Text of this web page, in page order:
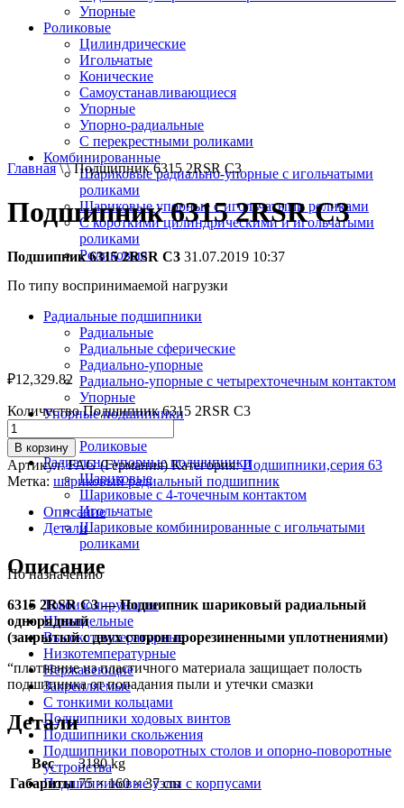
Упорные
Роликовые
Цилиндрические
Игольчатые
Конические
Самоустанавливающиеся
Упорные
Упорно-радиальные
C перекрестными роликами
Комбинированные
Шариковые радиально-упорные с игольчатыми
роликами
Шариковые упорные с игольчатыми роликами
С короткими цилиндрическими и игольчатыми
роликами
Роликовые
По типу воспринимаемой нагрузки
Радиальные подшипники
Радиальные
Радиальные сферические
Радиально-упорные
Радиально-упорные с четырехточечным контактом
Упорные
Упорные подшипники
Роликовые
Радиально-упорные подшипники
Шариковые
Шариковые с 4-точечным контактом
Игольчатые
Шариковые комбинированные с игольчатыми
роликами
По назначению
Токоизолирующие
Шпиндельные
Высокотемпературные
Низкотемпературные
Нержавеющие
Закрепляемые
С тонкими кольцами
Подшипники ходовых винтов
Подшипники скольжения
Подшипники поворотных столов и опорно-поворотные
устройства
Подшипниковые узлы с корпусами
Главная\ \ Подшипник 6315 2RSR C3
Подшипник 6315 2RSR C3
Подшипник 6315 2RSR C3 31.07.2019 10:37
₽12,329.82
Количество Подшипник 6315 2RSR C3
В корзину
Артикул:FAG (Германия) Категория:Подшипники,серия 63
Метка: шариковый радиальный подшипник
Описание
Детали
Описание
6315 2RSR C3 — Подшипник шариковый радиальный
однорядный
(закрытый с двух сторон прорезиненными уплотнениями)
“плотнение из пластичного материала защищает полость
подшипника от попадания пыли и утечки смазки
Детали
Вес
3180 kg
Габариты 75 × 160 × 37 cm